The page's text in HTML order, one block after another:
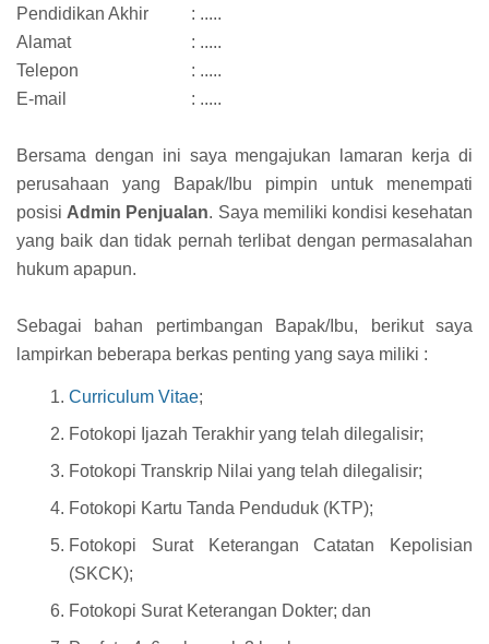
Pendidikan Akhir
: .....
Alamat
: .....
Telepon
: .....
E-mail
: .....
Bersama dengan ini saya mengajukan lamaran kerja di
perusahaan yang Bapak/Ibu pimpin untuk menempati
posisiAdmin Penjualan. Saya memiliki kondisi kesehatan
yang baik dan tidak pernah terlibat dengan permasalahan
hukum apapun.
Sebagai bahan pertimbangan Bapak/Ibu, berikut saya
lampirkan beberapa berkas penting yang saya miliki :
Curriculum Vitae;
Fotokopi Ijazah Terakhir yang telah dilegalisir;
Fotokopi Transkrip Nilai yang telah dilegalisir;
Fotokopi Kartu Tanda Penduduk (KTP);
Fotokopi Surat Keterangan Catatan Kepolisian
(SKCK);
Fotokopi Surat Keterangan Dokter; dan